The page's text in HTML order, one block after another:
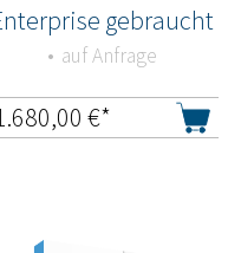
gebraucht
auf Anfrage
€*